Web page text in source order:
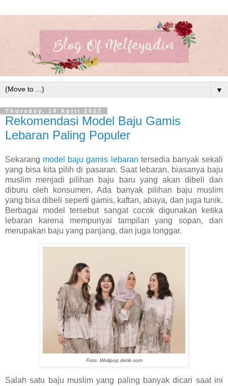
▼
Thursday, 14 April 2022
Rekomendasi Model Baju Gamis
Lebaran Paling Populer
Sekarang model baju gamis lebaran tersedia banyak sekali
yang bisa kita pilih di pasaran. Saat lebaran, biasanya baju
muslim menjadi pilihan baju baru yang akan dibeli dan
diburu oleh konsumen. Ada banyak pilihan baju muslim
yang bisa dibeli seperti gamis, kaftan, abaya, dan juga tunik.
Berbagai model tersebut sangat cocok digunakan ketika
lebaran karena mempunyai tampilan yang sopan, dan
merupakan baju yang panjang, dan juga longgar.
Foto: Wolipop.detik.com
Salah satu baju muslim yang paling banyak dicari saat ini